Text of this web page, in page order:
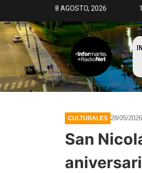
8 AGOSTO, 2026
CULTURALES 28/05/
San